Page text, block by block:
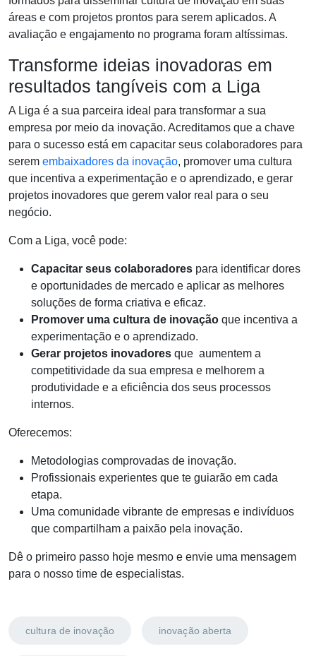
áreas e com projetos prontos para serem aplicados. A
avaliação e engajamento no programa foram altíssimas.
Transforme ideias inovadoras em
resultados tangíveis com a Liga
A Liga é a sua parceira ideal para transformar a sua
empresa por meio da inovação. Acreditamos que a chave
para o sucesso está em capacitar seus colaboradores para
serem embaixadores da inovação, promover uma cultura
que incentiva a experimentação e o aprendizado, e gerar
projetos inovadores que gerem valor real para o seu
negócio.
Com a Liga, você pode:
Capacitar seus colaboradores para identificar dores
e oportunidades de mercado e aplicar as melhores
soluções de forma criativa e eficaz.
Promover uma cultura de inovação que incentiva a
experimentação e o aprendizado.
Gerar projetos inovadores que aumentem a
competitividade da sua empresa e melhorem a
produtividade e a eficiência dos seus processos
internos.
Oferecemos:
Metodologias comprovadas de inovação.
Profissionais experientes que te guiarão em cada
etapa.
Uma comunidade vibrante de empresas e indivíduos
que compartilham a paixão pela inovação.
Dê o primeiro passo hoje mesmo e envie uma mensagem
para o nosso time de especialistas.
cultura de inovação inovação aberta